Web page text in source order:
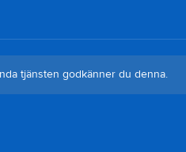
tjänsten godkänner du denna.